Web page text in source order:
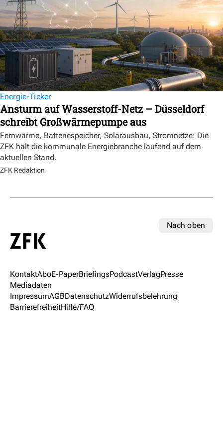
Energie-Ticker
Ansturm auf Wasserstoff-Netz – Düsseldorf
schreibt Großwärmepumpe aus
Fernwärme, Batteriespeicher, Solarausbau, Stromnetze: Die
ZFK hält die kommunale Energiebranche laufend auf dem
aktuellen Stand.
ZFK Redaktion
Nach oben
KontaktAboE-PaperBriefingsPodcastVerlagPresse
Mediadaten
ImpressumAGBDatenschutzWiderrufsbelehrung
BarrierefreiheitHilfe/FAQ